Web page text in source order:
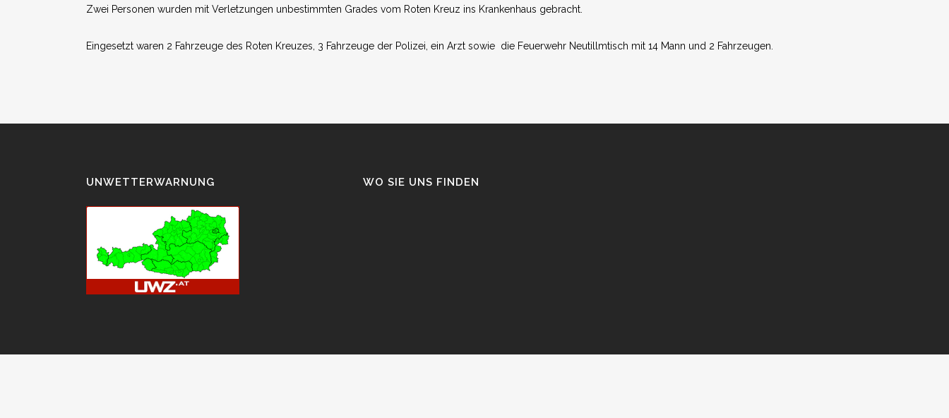
Zwei Personen wurden mit Verletzungen unbestimmten Grades vom Roten Kreuz ins Krankenhaus gebracht.
Eingesetzt waren 2 Fahrzeuge des Roten Kreuzes, 3 Fahrzeuge der Polizei, ein Arzt sowie die Feuerwehr Neutillmtisch mit 14 Mann und 2 Fahrzeugen.
UNWETTERWARNUNG WO SIE UNS FINDEN